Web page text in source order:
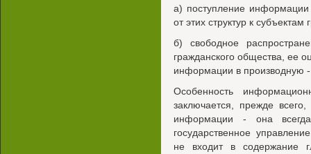
а) поступление информации
от этих структур к
б) свободное
гражданского общества, ее
информации в производную
Особенность
заключается, прежде
информации - она
государственное
не входит в содержание